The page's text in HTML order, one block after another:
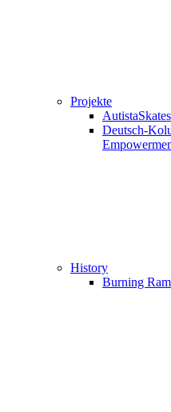
Projekte
AutistaSkates
Deutsch-
History
Burning